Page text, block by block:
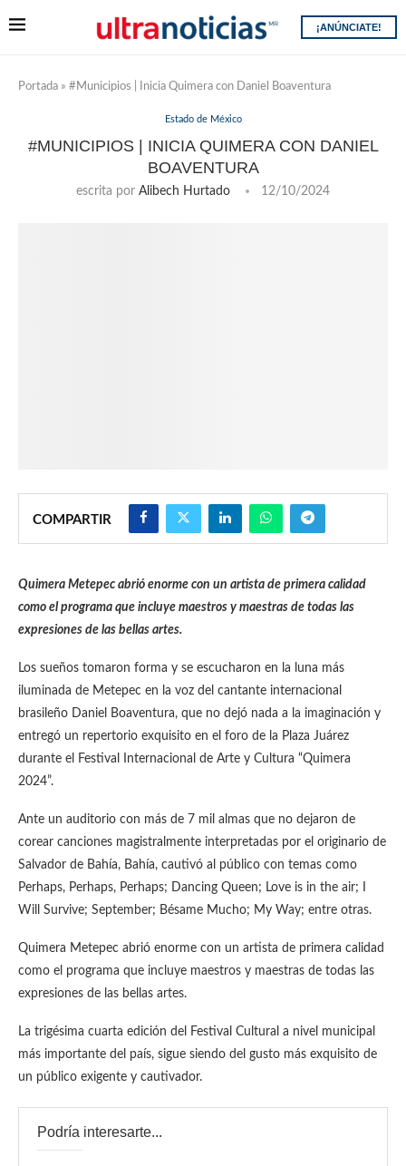
¡ANÚNCIATE!
Portada » #Municipios | Inicia Quimera con Daniel Boaventura
Estado de México
#MUNICIPIOS | INICIA QUIMERA CON DANIEL
BOAVENTURA
escrita por Alibech Hurtado 12/10/2024
COMPARTIR
Quimera Metepec abrió enorme con un artista de primera calidad
como el programa que incluye maestros y maestras de todas las
expresiones de las bellas artes.
Los sueños tomaron forma y se escucharon en la luna más
iluminada de Metepec en la voz del cantante internacional
brasileño Daniel Boaventura, que no dejó nada a la imaginación y
entregó un repertorio exquisito en el foro de la Plaza Juárez
durante el Festival Internacional de Arte y Cultura “Quimera
2024”.
Ante un auditorio con más de 7 mil almas que no dejaron de
corear canciones magistralmente interpretadas por el originario de
Salvador de Bahía, Bahía, cautivó al público con temas como
Perhaps, Perhaps, Perhaps; Dancing Queen; Love is in the air; I
Will Survive; September; Bésame Mucho; My Way; entre otras.
Quimera Metepec abrió enorme con un artista de primera calidad
como el programa que incluye maestros y maestras de todas las
expresiones de las bellas artes.
La trigésima cuarta edición del Festival Cultural a nivel municipal
más importante del país, sigue siendo del gusto más exquisito de
un público exigente y cautivador.
Podría interesarte...